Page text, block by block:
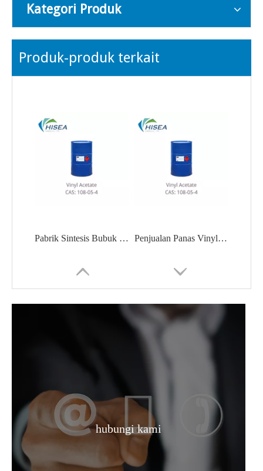
Kategori Produk
Produk-produk terkait
Pabrik Sintesis Bubuk Vinyl Asetat Penjualan Panas Vinyl Asetat/VAC/Vam-Qingdao Hiseachem CAS 108-05-4
hubungi kami